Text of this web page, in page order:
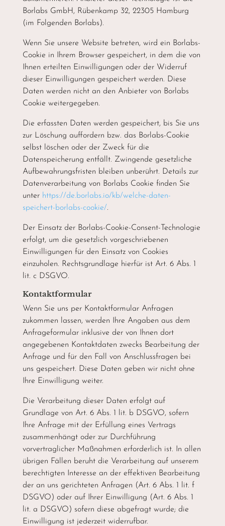
Borlabs GmbH, Rübenkamp 32, 22305 Hamburg
(im Folgenden Borlabs).
Wenn Sie unsere Website betreten, wird ein Borlabs-
Cookie in Ihrem Browser gespeichert, in dem die von
Ihnen erteilten Einwilligungen oder der Widerruf
dieser Einwilligungen gespeichert werden. Diese
Daten werden nicht an den Anbieter von Borlabs
Cookie weitergegeben.
Die erfassten Daten werden gespeichert, bis Sie uns
zur Löschung auffordern bzw. das Borlabs-Cookie
selbst löschen oder der Zweck für die
Datenspeicherung entfällt. Zwingende gesetzliche
Aufbewahrungsfristen bleiben unberührt. Details zur
Datenverarbeitung von Borlabs Cookie finden Sie
unter https://de.borlabs.io/kb/welche-daten-
speichert-borlabs-cookie/.
Der Einsatz der Borlabs-Cookie-Consent-Technologie
erfolgt, um die gesetzlich vorgeschriebenen
Einwilligungen für den Einsatz von Cookies
einzuholen. Rechtsgrundlage hierfür ist Art. 6 Abs. 1
lit. c DSGVO.
Kontaktformular
Wenn Sie uns per Kontaktformular Anfragen
zukommen lassen, werden Ihre Angaben aus dem
Anfrageformular inklusive der von Ihnen dort
angegebenen Kontaktdaten zwecks Bearbeitung der
Anfrage und für den Fall von Anschlussfragen bei
uns gespeichert. Diese Daten geben wir nicht ohne
Ihre Einwilligung weiter.
Die Verarbeitung dieser Daten erfolgt auf
Grundlage von Art. 6 Abs. 1 lit. b DSGVO, sofern
Ihre Anfrage mit der Erfüllung eines Vertrags
zusammenhängt oder zur Durchführung
vorvertraglicher Maßnahmen erforderlich ist. In allen
übrigen Fällen beruht die Verarbeitung auf unserem
berechtigten Interesse an der effektiven Bearbeitung
der an uns gerichteten Anfragen (Art. 6 Abs. 1 lit. f
DSGVO) oder auf Ihrer Einwilligung (Art. 6 Abs. 1
lit. a DSGVO) sofern diese abgefragt wurde; die
Einwilligung ist jederzeit widerrufbar.